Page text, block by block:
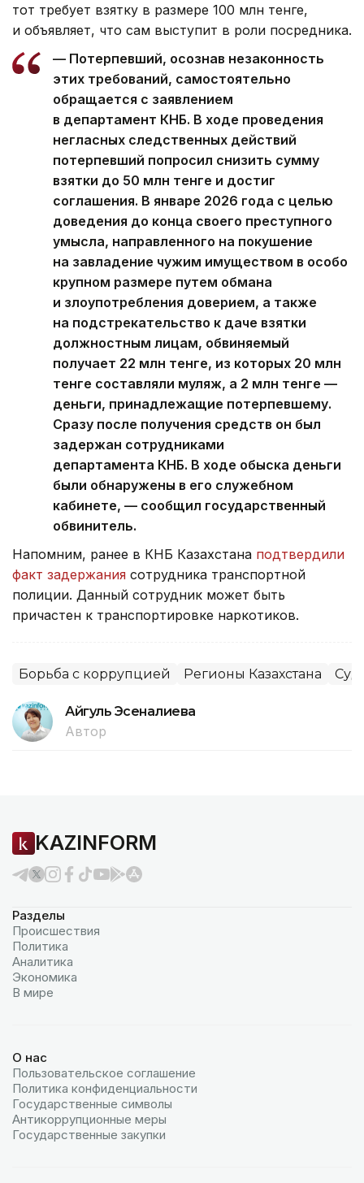
тот требует взятку в размере 100 млн тенге,
и объявляет, что сам выступит в роли посредника.
— Потерпевший, осознав незаконность
этих требований, самостоятельно
обращается с заявлением
в департамент КНБ. В ходе проведения
негласных следственных действий
потерпевший попросил снизить сумму
взятки до 50 млн тенге и достиг
соглашения. В январе 2026 года с целью
доведения до конца своего преступного
умысла, направленного на покушение
на завладение чужим имуществом в особо
крупном размере путем обмана
и злоупотребления доверием, а также
на подстрекательство к даче взятки
должностным лицам, обвиняемый
получает 22 млн тенге, из которых 20 млн
тенге составляли муляж, а 2 млн тенге —
деньги, принадлежащие потерпевшему.
Сразу после получения средств он был
задержан сотрудниками
департамента КНБ. В ходе обыска деньги
были обнаружены в его служебном
кабинете, — сообщил государственный
обвинитель.
Напомним, ранее в КНБ Казахстана подтвердили
факт задержания сотрудника транспортной
полиции. Данный сотрудник может быть
причастен к транспортировке наркотиков.
Борьба с коррупцией Регионы Казахстана
Айгуль Эсеналиева
Автор
KAZINFORM
Разделы
Происшествия
Политика
Аналитика
Экономика
В мире
О нас
Пользовательское соглашение
Политика конфиденциальности
Государственные символы
Антикоррупционные меры
Государственные закупки